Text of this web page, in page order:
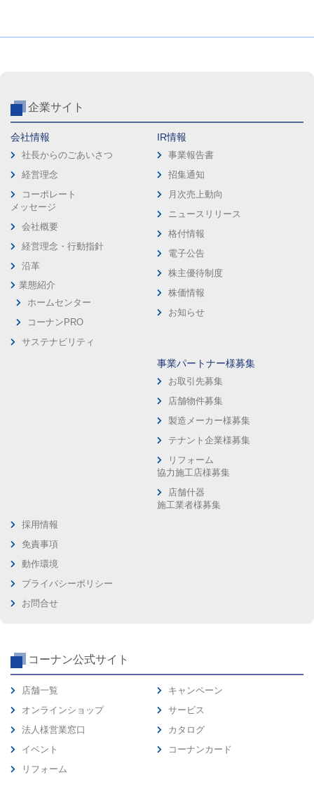
企業サイト
会社情報
社長からのごあいさつ
経営理念
コーポレート
メッセージ
会社概要
経営理念・行動指針
沿革
業態紹介
ホームセンター
コーナンPRO
サステナビリティ
IR情報
事業報告書
招集通知
月次売上動向
ニュースリリース
格付情報
電子公告
株主優待制度
株価情報
お知らせ
事業パートナー様募集
お取引先募集
店舗物件募集
製造メーカー様募集
テナント企業様募集
リフォーム
協力施工店様募集
店舗什器
施工業者様募集
採用情報
免責事項
動作環境
プライバシーポリシー
お問合せ
コーナン公式サイト
店舗一覧
オンラインショップ
法人様営業窓口
イベント
リフォーム
キャンペーン
サービス
カタログ
コーナンカード